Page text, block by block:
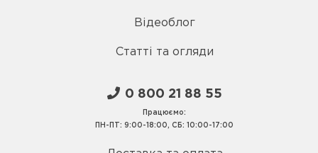
Відеоблог
Статті та огляди
0 800 21 88 55
Працюємо:
ПН-ПТ: 9:00-18:00, СБ: 10:00-17:00